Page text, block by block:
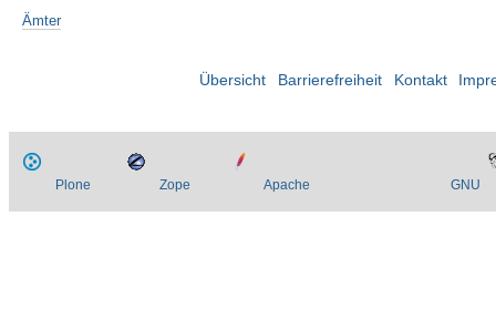
Ämter
Übersicht Barrierefreiheit Kontakt
Plone Zope Apache GNU